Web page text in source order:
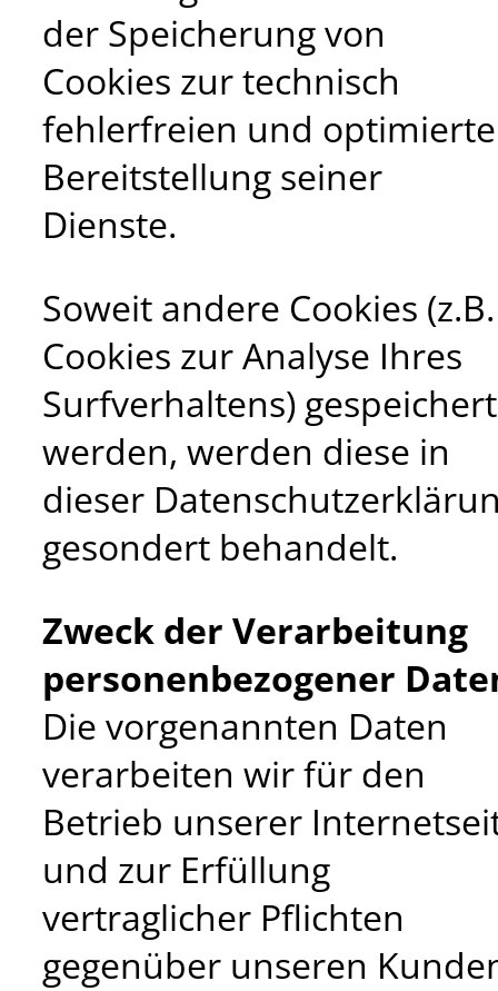
der Speicherung von
Cookies zur technisch
fehlerfreien und
Bereitstellung seiner
Dienste.
Soweit andere Cookies (z.B.
Cookies zur Analyse Ihres
Surfverhaltens) gespeichert
werden, werden diese in
dieser
gesondert behandelt.
Zweck der Verarbeitung
personenbezogener
Die vorgenannten Daten
verarbeiten wir für den
Betrieb unserer
und zur Erfüllung
vertraglicher Pflichten
gegenüber unseren